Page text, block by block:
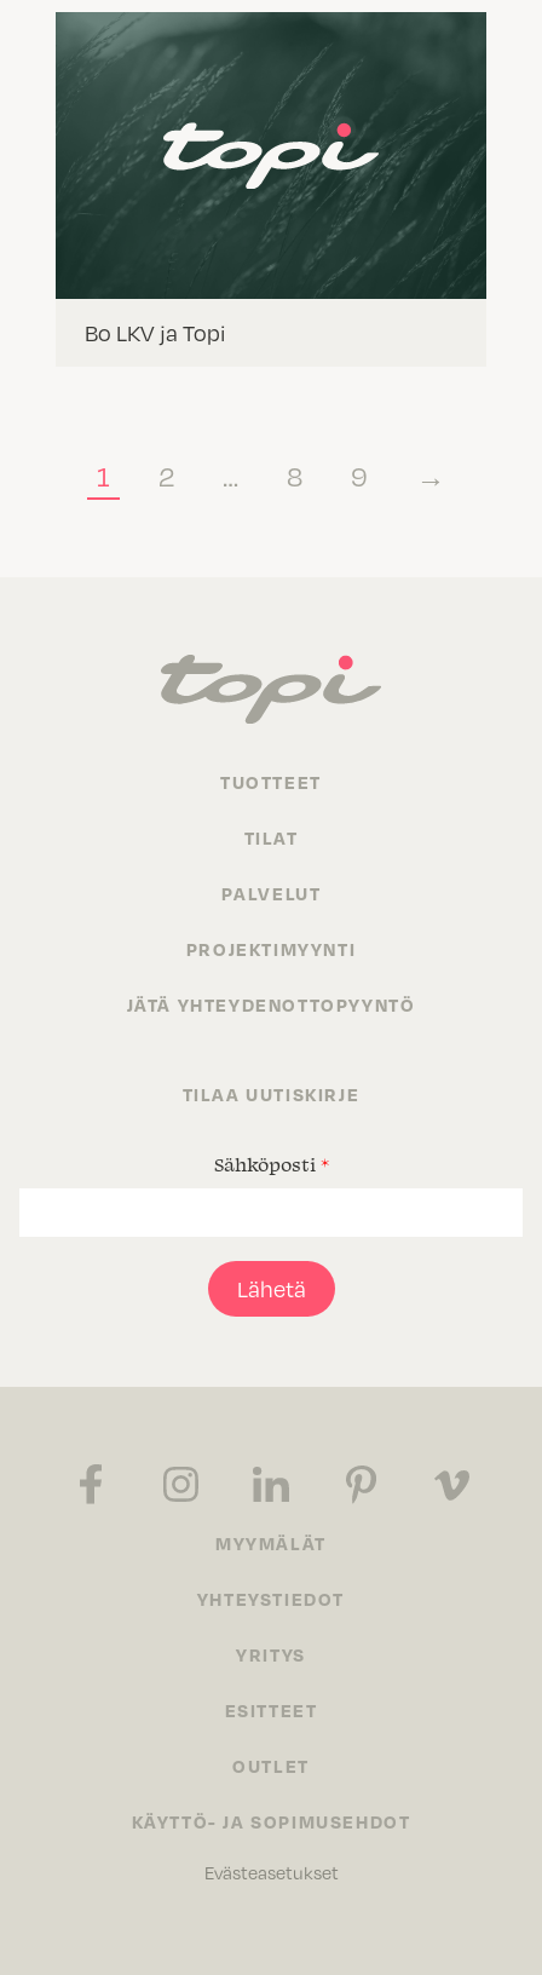
Bo LKV ja Topi
1 2 … 8 9 →
TUOTTEET
TILAT
PALVELUT
PROJEKTIMYYNTI
JÄTÄ YHTEYDENOTTOPYYNTÖ
TILAA UUTISKIRJE
Sähköposti *
Lähetä
MYYMÄLÄT
YHTEYSTIEDOT
YRITYS
ESITTEET
OUTLET
KÄYTTÖ- JA SOPIMUSEHDOT
Evästeasetukset